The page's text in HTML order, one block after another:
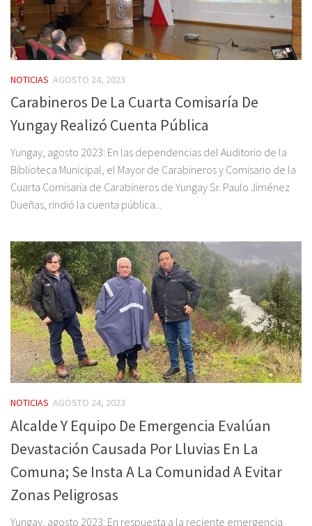
NOTICIAS AGOSTO 24, 2023
Carabineros De La Cuarta Comisaría De
Yungay Realizó Cuenta Pública
Yungay, agosto 2023: En las dependencias del Auditorio de la
Biblioteca Municipal, el Mayor de Carabineros y Comisario de la
Cuarta Comisaria de Carabineros de Yungay Sr. Paulo Jiménez
Dueñas, rindió la cuenta pública...
NOTICIAS AGOSTO 24, 2023
Alcalde Y Equipo De Emergencia Evalúan
Devastación Causada Por Lluvias En La
Comuna; Se Insta A La Comunidad A Evitar
Zonas Peligrosas
Yungay, agosto 2023: En respuesta a la reciente emergencia